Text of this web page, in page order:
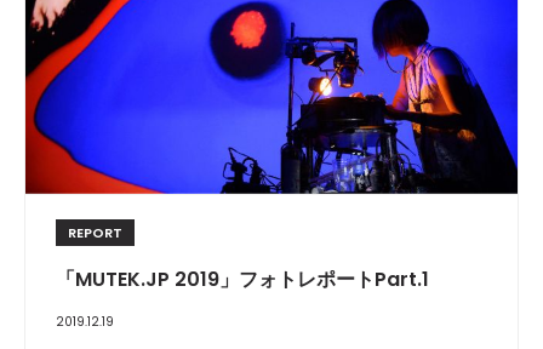
REPORT
「MUTEK.JP 2019」フォトレポートPart.1
2019.12.19